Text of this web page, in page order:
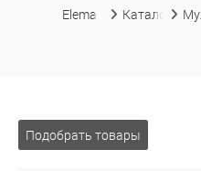
Elema Каталог
Подобрать товары